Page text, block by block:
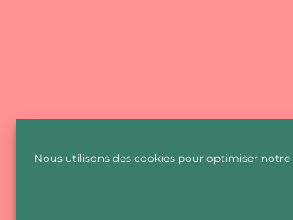
Nous utilisons des cookies pour optimiser